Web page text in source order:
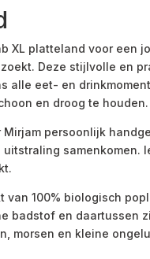
XL platteland voor
Deze stijlvolle en
alle eet- en
en droog te houden.
persoonlijk
van 100% biologisch
badstof en daartussen
morsen en kleine